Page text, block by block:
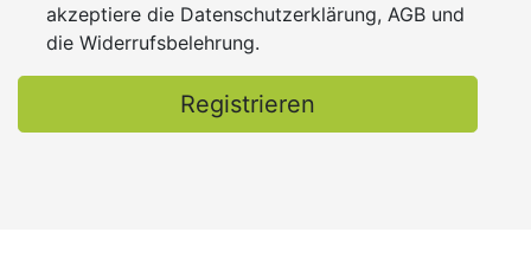
akzeptiere die Datenschutzerklärung, AGB und
die Widerrufsbelehrung.
Registrieren